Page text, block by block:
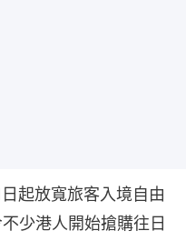
起放寬旅客入境自由
少港人開始搶購往日